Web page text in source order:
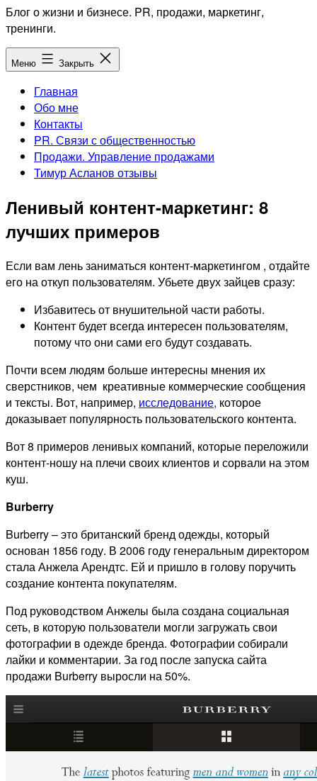
Блог о жизни и бизнесе. PR, продажи, маркетинг,
тренинги.
Меню Закрыть
Главная
Обо мне
Контакты
PR. Связи с общественностью
Продажи. Управление продажами
Тимур Асланов отзывы
Ленивый контент-маркетинг: 8
лучших примеров
Если вам лень заниматься контент-маркетингом , отдайте
его на откуп пользователям. Убьете двух зайцев сразу:
Избавитесь от внушительной части работы.
Контент будет всегда интересен пользователям,
потому что они сами его будут создавать.
Почти всем людям больше интересны мнения их
сверстников, чем креативные коммерческие сообщения
и тексты. Вот, например, исследование, которое
доказывает популярность пользовательского контента.
Вот 8 примеров ленивых компаний, которые переложили
контент-ношу на плечи своих клиентов и сорвали на этом
куш.
Burberry
Burberry – это британский бренд одежды, который
основан 1856 году. В 2006 году генеральным директором
стала Анжела Арендтс. Ей и пришло в голову поручить
создание контента покупателям.
Под руководством Анжелы была создана социальная
сеть, в которую пользователи могли загружать свои
фотографии в одежде бренда. Фотографии собирали
лайки и комментарии. За год после запуска сайта
продажи Burberry выросли на 50%.